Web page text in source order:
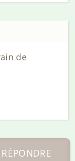
de
RÉPONDRE